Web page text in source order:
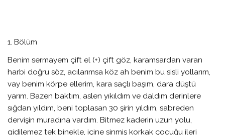
1. Bölüm
Benim sermayem çift el (+) çift göz, karamsardan varan
harbi doğru söz, acılarımsa köz ah benim bu sisli yollarım,
vay benim körpe ellerim, kara saçlı başım, dara düştü
yarım. Bazen baktım, aslen yıkıldım ve daldım derinlere
sığdan yıldım, beni toplasan 30 şirin yıldım, sabreden
dervişin muradına vardım. Bitmez kaderin uzun yolu,
gidilemez tek binekle, içine sinmiş korkak çocuğu ileri